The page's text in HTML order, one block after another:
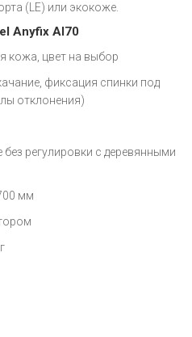
(LE) или экокоже.
Anyfix Al70
кожа, цвет на выбор
фиксация спинки под
отклонения)
регулировки с деревянными
мм